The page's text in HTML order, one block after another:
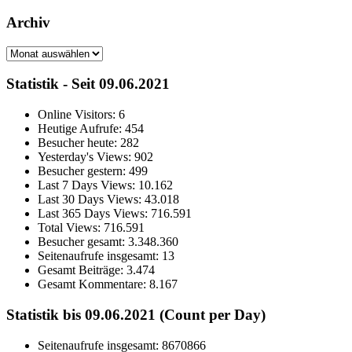
Archiv
Archiv
Statistik - Seit 09.06.2021
Online Visitors: 6
Heutige Aufrufe: 454
Besucher heute: 282
Yesterday's Views: 902
Besucher gestern: 499
Last 7 Days Views: 10.162
Last 30 Days Views: 43.018
Last 365 Days Views: 716.591
Total Views: 716.591
Besucher gesamt: 3.348.360
Seitenaufrufe insgesamt: 13
Gesamt Beiträge: 3.474
Gesamt Kommentare: 8.167
Statistik bis 09.06.2021 (Count per Day)
Seitenaufrufe insgesamt: 8670866